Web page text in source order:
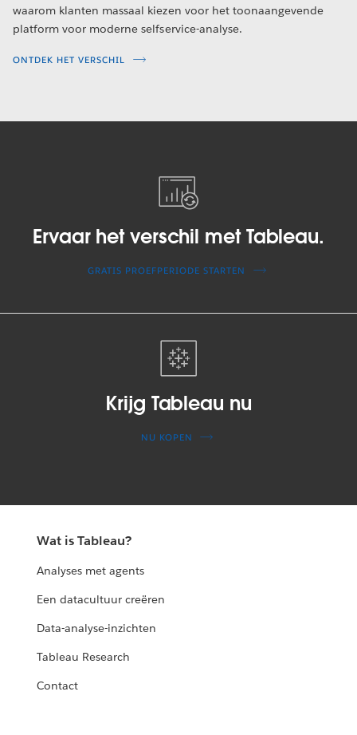
waarom klanten massaal kiezen voor het toonaangevende
platform voor moderne selfservice-analyse.
ONTDEK HET VERSCHIL
Ervaar het verschil met Tableau.
GRATIS PROEFPERIODE STARTEN
Krijg Tableau nu
NU KOPEN
Wat is Tableau?
Analyses met agents
Een datacultuur creëren
Data-analyse-inzichten
Tableau Research
Contact